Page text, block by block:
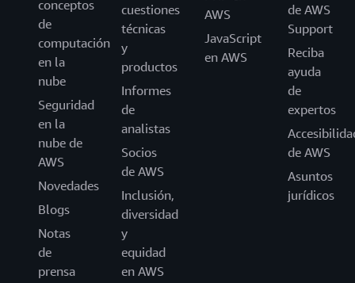
conceptos
de
computación
en la
nube
Seguridad
en la
nube de
AWS
Novedades
Blogs
Notas
de
prensa
cuestiones
técnicas
y
productos
Informes
de
analistas
Socios
de AWS
Inclusión,
diversidad
y
equidad
en AWS
AWS
JavaScript
en AWS
de AWS
Support
Reciba
ayuda
de
expertos
de AWS
Asuntos
jurídicos